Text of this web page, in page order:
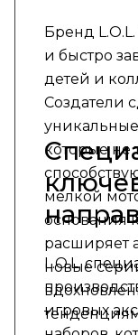
Бренд
и быстро
детей и
Создатели
которые не
мелкой
основания
расширяет
новые
L.O.L.
игровых